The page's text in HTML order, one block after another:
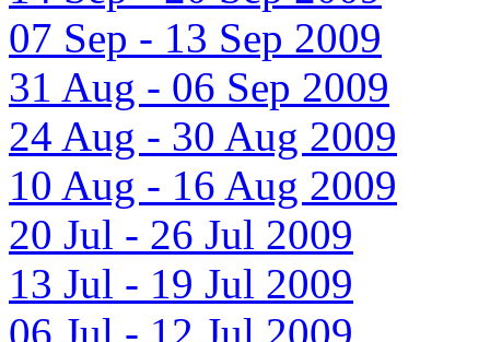
07 Sep - 13 Sep 2009
31 Aug - 06 Sep 2009
24 Aug - 30 Aug 2009
10 Aug - 16 Aug 2009
20 Jul - 26 Jul 2009
13 Jul - 19 Jul 2009
06 Jul - 12 Jul 2009